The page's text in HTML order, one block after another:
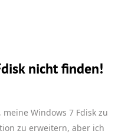
nicht finden!
Windows 7 Fdisk zu
zu erweitern, aber ich